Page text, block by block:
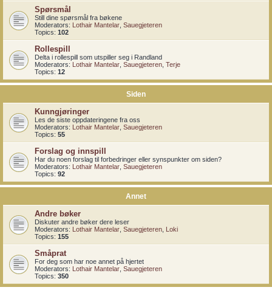
Spørsmål
Still dine spørsmål fra bøkene
Moderators: Lothair Mantelar Sauegjeteren
Topics: 102
Rollespill
Delta i rollespill som utspiller seg i Randland
Moderators: Lothair Mantelar Sauegjeteren Terje
Topics: 12
Siden
Kunngjøringer
Les de siste oppdateringene fra oss
Moderators: Lothair Mantelar Sauegjeteren
Topics: 55
Forslag og innspill
Har du noen forslag til forbedringer eller synspunkter om siden?
Moderators: Lothair Mantelar Sauegjeteren
Topics: 92
Annet
Andre bøker
Diskuter andre bøker dere leser
Moderators: Lothair Mantelar Sauegjeteren Loki
Topics: 155
Småprat
For deg som har noe annet på hjertet
Moderators: Lothair Mantelar Sauegjeteren
Topics: 350